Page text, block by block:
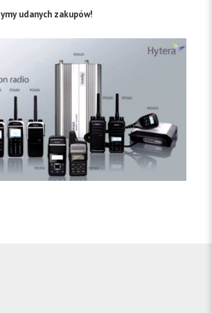
udanych zakupów!